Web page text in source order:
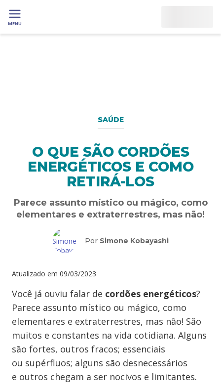
MENU
SAÚDE
O QUE SÃO CORDÕES
ENERGÉTICOS E COMO
RETIRÁ-LOS
Parece assunto místico ou mágico, como
elementares e extraterrestres, mas não!
Por Simone Kobayashi
Atualizado em 09/03/2023
Você já ouviu falar de cordões energéticos?
Parece assunto místico ou mágico, como
elementares e extraterrestres, mas não! São
muitos e constantes na vida cotidiana. Alguns
são fortes, outros fracos; essenciais
ou supérfluos; alguns são desnecessários
e outros chegam a ser nocivos e limitantes.